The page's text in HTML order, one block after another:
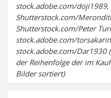
stock.adobe.com/
Shutterstock.com/
Shutterstock.com/Peter
stock.adobe.com/
stock.adobe.com/Dar1930
der Reihenfolge der im
Bilder sortiert)